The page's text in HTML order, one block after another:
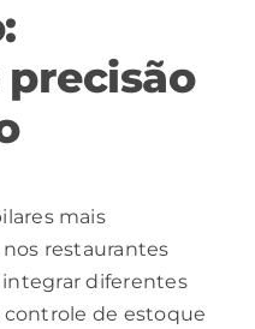
mais
restaurantes
diferentes
de estoque